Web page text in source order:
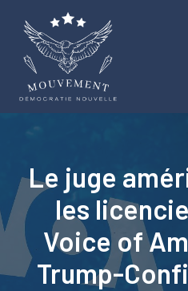
contenu
Le juge
les
Voice of
Trump-